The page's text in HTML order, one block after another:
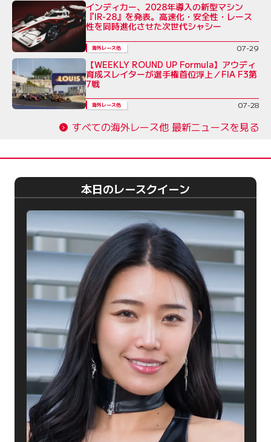
インディカー、2028年導入の新型マシン
『IR-28』を発表。高速化・安全性・レース
性を同時進化させた次世代シャシー
海外レース他 07-29
【WEEKLY ROUND UP Formula】アウディ
育成スレイターが選手権首位浮上／FIA F3第
7戦
海外レース他 07-28
すべての海外レース他 最新ニュースを見る
本日のレースクイーン